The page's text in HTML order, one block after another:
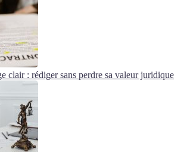
clair : rédiger sans perdre sa valeur juridique